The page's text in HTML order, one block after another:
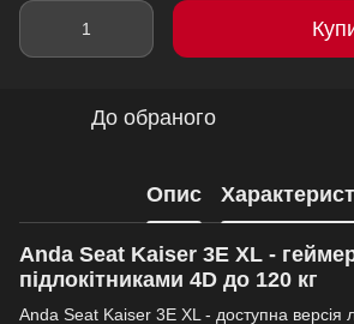
До обраного
Опис
Anda Seat Kaiser 3E XL -
підлокітниками 4D до 120 кг
Anda Seat Kaiser 3E XL - доступна версія